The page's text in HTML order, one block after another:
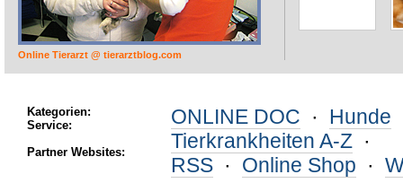
Online Tierarzt @ tierarztblog.com
Kategorien:
Service:
Partner Websites:
ONLINE DOC · Hunde
Tierkrankheiten A-Z ·
RSS · Online Shop ·